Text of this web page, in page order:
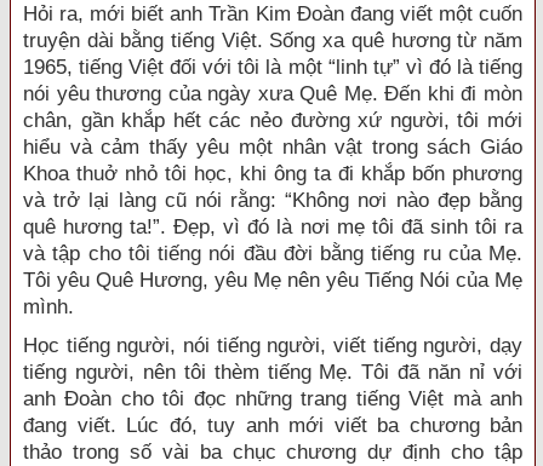
Hỏi ra, mới biết anh Trần Kim Đoàn đang viết một cuốn
truyện dài bằng tiếng Việt. Sống xa quê hương từ năm
1965, tiếng Việt đối với tôi là một “linh tự” vì đó là tiếng
nói yêu thương của ngày xưa Quê Mẹ. Đến khi đi mòn
chân, gần khắp hết các nẻo đường xứ người, tôi mới
hiểu và cảm thấy yêu một nhân vật trong sách Giáo
Khoa thuở nhỏ tôi học, khi ông ta đi khắp bốn phương
và trở lại làng cũ nói rằng: “Không nơi nào đẹp bằng
quê hương ta!”. Đẹp, vì đó là nơi mẹ tôi đã sinh tôi ra
và tập cho tôi tiếng nói đầu đời bằng tiếng ru của Mẹ.
Tôi yêu Quê Hương, yêu Mẹ nên yêu Tiếng Nói của Mẹ
mình.
Học tiếng người, nói tiếng người, viết tiếng người, dạy
tiếng người, nên tôi thèm tiếng Mẹ. Tôi đã năn nỉ với
anh Đoàn cho tôi đọc những trang tiếng Việt mà anh
đang viết. Lúc đó, tuy anh mới viết ba chương bản
thảo trong số vài ba chục chương dự định cho tập